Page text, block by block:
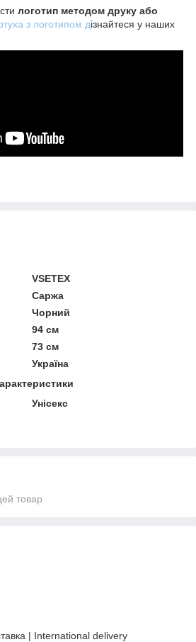
логотип методом друку або
з логотипом дізнайтеся у наших
VSETEX
Саржа
Чорний
94 см
73 см
Україна
Унісекс
товар
| International delivery